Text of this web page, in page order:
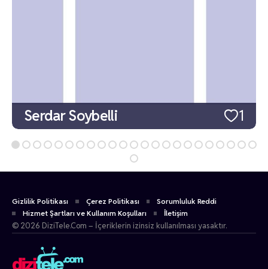
1
Serdar Soybelli
Gizlilik Politikası Çerez Politikası
Sorumluluk Reddi
Hizmet Şartları ve Kullanım Koşulları
İletişim
© 2026 DiziTele.Com – İçeriklerin izinsiz kullanılması yasaktır.